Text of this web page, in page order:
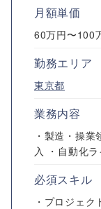
月額単価
60万円〜100
勤務エリア
東京都
業務内容
・製造・操
入 ・自動化
必須スキル
・プロジェ